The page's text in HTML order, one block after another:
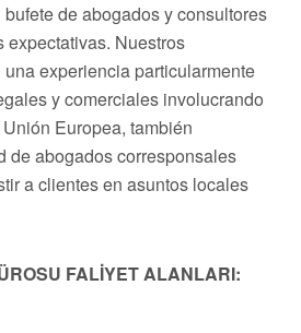
de abogados y consultores
expectativas. Nuestros
experiencia particularmente
y comerciales involucrando
Europea, también
de abogados corresponsales
a clientes en asuntos locales
FALİYET ALANLARI: